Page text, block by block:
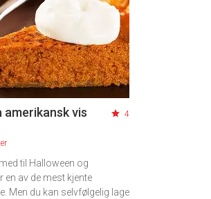
amerikansk vis 4
til Halloween og
en av de mest kjente
Men du kan selvfølgelig lage